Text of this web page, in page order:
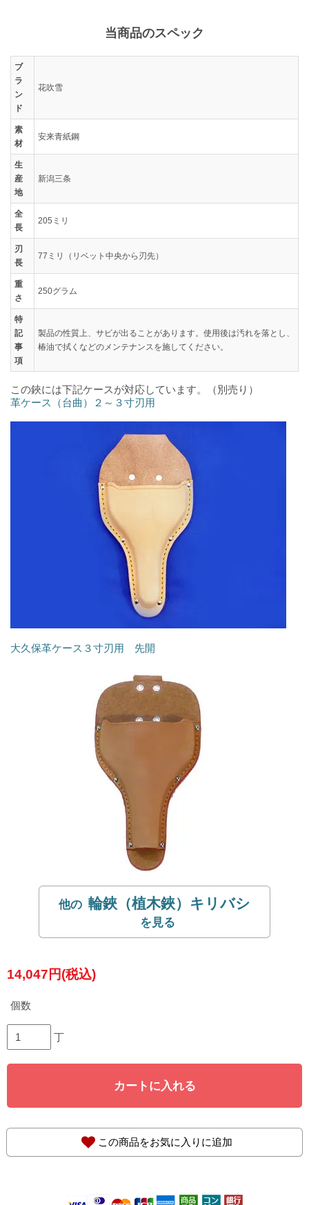
当商品のスペック
ブ
ラ
ン
ド
花吹雪
素
材
安来青紙鋼
生
産
地
新潟三条
全
長
205ミリ
刃
長
77ミリ（リベット中央から刃先）
重
さ
250グラム
特
記
事
項
製品の性質上、サビが出ることがあります。使用後は汚れを落とし、
椿油で拭くなどのメンテナンスを施してください。
この鋏には下記ケースが対応しています。（別売り）
革ケース（台曲）２～３寸刃用
大久保革ケース３寸刃用 先開
輪鋏（植木鋏）キリバシ
14,047円(税込)
個数
丁
カートに入れる
この商品をお気に入りに追加